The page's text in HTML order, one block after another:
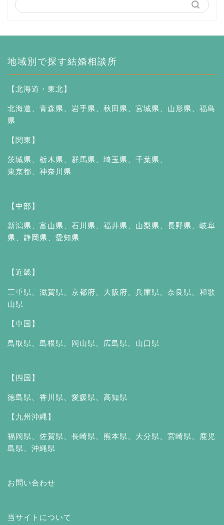
地域別で探す結婚相談所
【北海道・東北】
北海道 青森県 岩手県 秋田県 宮城県 山形県
福島
県
【関東】
茨城県 栃木県 群馬県 埼玉県 千葉県
東京都
神奈川県
【中部】
新潟県 富山県 石川県 福井県 山梨県 長野県
岐阜
県
静岡県 愛知県
【近畿】
三重県 滋賀県 京都府 大阪府 兵庫県 奈良県
和歌
山県
【中国】
鳥取県 島根県 岡山県 広島県 山口県
【四国】
徳島県 香川県 愛媛県 高知県
【九州沖縄】
福岡県、 佐賀県、 長崎県、 熊本県、 大分県、 宮崎県、
鹿児
島県、 沖縄県
お問い合わせ
当サイトについて